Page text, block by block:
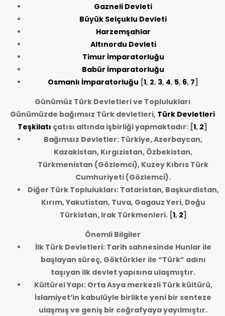
Gazneli Devleti
Büyük Selçuklu Devleti
Harzemşahlar
Altınordu Devleti
Timur İmparatorluğu
Babür İmparatorluğu
Osmanlı İmparatorluğu [1, 2, 3, 4, 5, 6, 7]
Günümüz Türk Devletleri ve Toplulukları
Günümüzde bağımsız Türk devletleri, Türk Devletleri
Teşkilatı çatısı altında işbirliği yapmaktadır: [1, 2]
Bağımsız Devletler: Türkiye, Azerbaycan,
Kazakistan, Kırgızistan, Özbekistan,
Türkmenistan (Gözlemci), Kuzey Kıbrıs Türk
Cumhuriyeti (Gözlemci).
Diğer Türk Toplulukları: Tataristan, Başkurdistan,
Kırım, Yakutistan, Tuva, Gagauz Yeri, Doğu
Türkistan, Irak Türkmenleri.[1, 2]
Önemli Bilgiler
İlk Türk Devletleri: Tarih sahnesinde Hunlar ile
başlayan süreç, Göktürkler ile “Türk” adını
taşıyan ilk devlet yapısına ulaşmıştır.
Kültürel Yapı: Orta Asya merkezli Türk kültürü,
İslamiyet’in kabulüyle birlikte yeni bir senteze
ulaşmış ve geniş bir coğrafyaya yayılmıştır.